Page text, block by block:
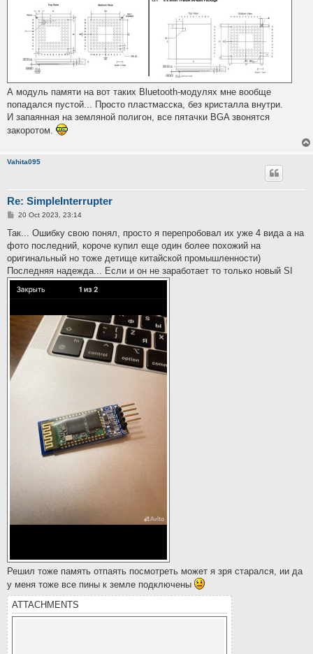
А модуль памяти на вот таких Bluetooth-модулях мне вообще
попадался пустой... Просто пластмасска, без кристалла внутри.
И запаянная на земляной полигон, все пятачки BGA звонятся
закоротом.
Vahita095
Re: SimpleInterrupter
P
s
20 Oct 2023, 23:14
Так... Ошибку свою понял, просто я перепробовал их уже 4 вида а на
фото последний, короче купил еще один более похожий на
оригинальный но тоже детище китайской промышленности)
Последняя надежда... Если и он не заработает то только новый SI
Решил тоже память отпаять посмотреть может я зря старался, ии да
у меня тоже все пины к земле подключены
ATTACHMENTS